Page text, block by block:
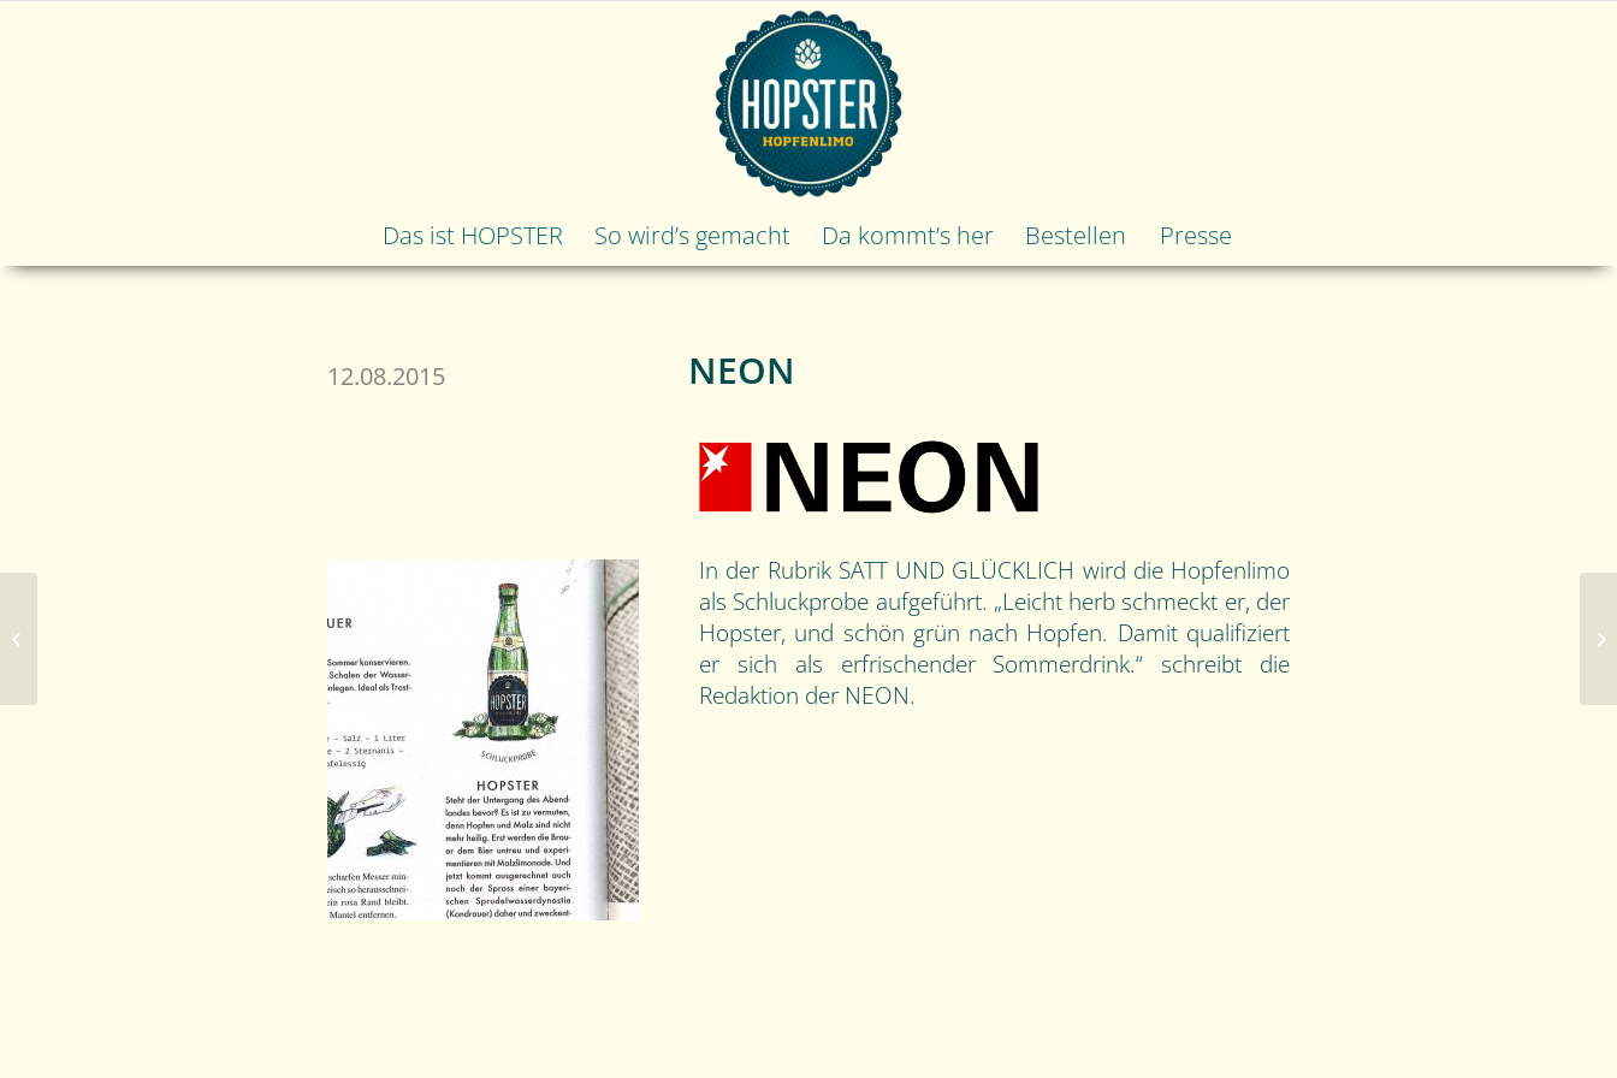
Das ist HOPSTER So wird’s gemacht Da kommt’s her Bestellen Presse
NEON
12.08.2015
In der Rubrik SATT UND GLÜCKLICH wird die Hopfenlimo
als Schluckprobe aufgeführt. „Leicht herb schmeckt er, der
Hopster, und schön grün nach Hopfen. Damit qualifiziert
er sich als erfrischender Sommerdrink.“ schreibt die
Redaktion der NEON.